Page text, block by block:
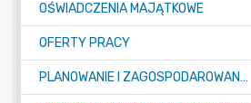
OŚWIADCZENIA MAJĄTKOWE
OFERTY PRACY
PLANOWANIE I ZAGOSPODAROWANIE PRZESTRZENNE